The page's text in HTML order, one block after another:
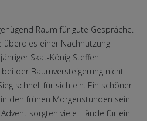
Raum für gute Gespräche.
einer Nachnutzung
Skat-König Steffen
der Baumversteigerung nicht
schnell für sich ein. Ein schöner
den frühen Morgenstunden sein
sorgten viele Hände für ein